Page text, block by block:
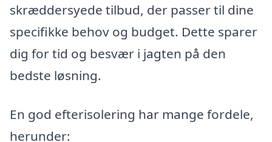
skræddersyede tilbud, der passer til dine
specifikke behov og budget. Dette sparer
dig for tid og besvær i jagten på den
bedste løsning.
En god efterisolering har mange fordele,
herunder: